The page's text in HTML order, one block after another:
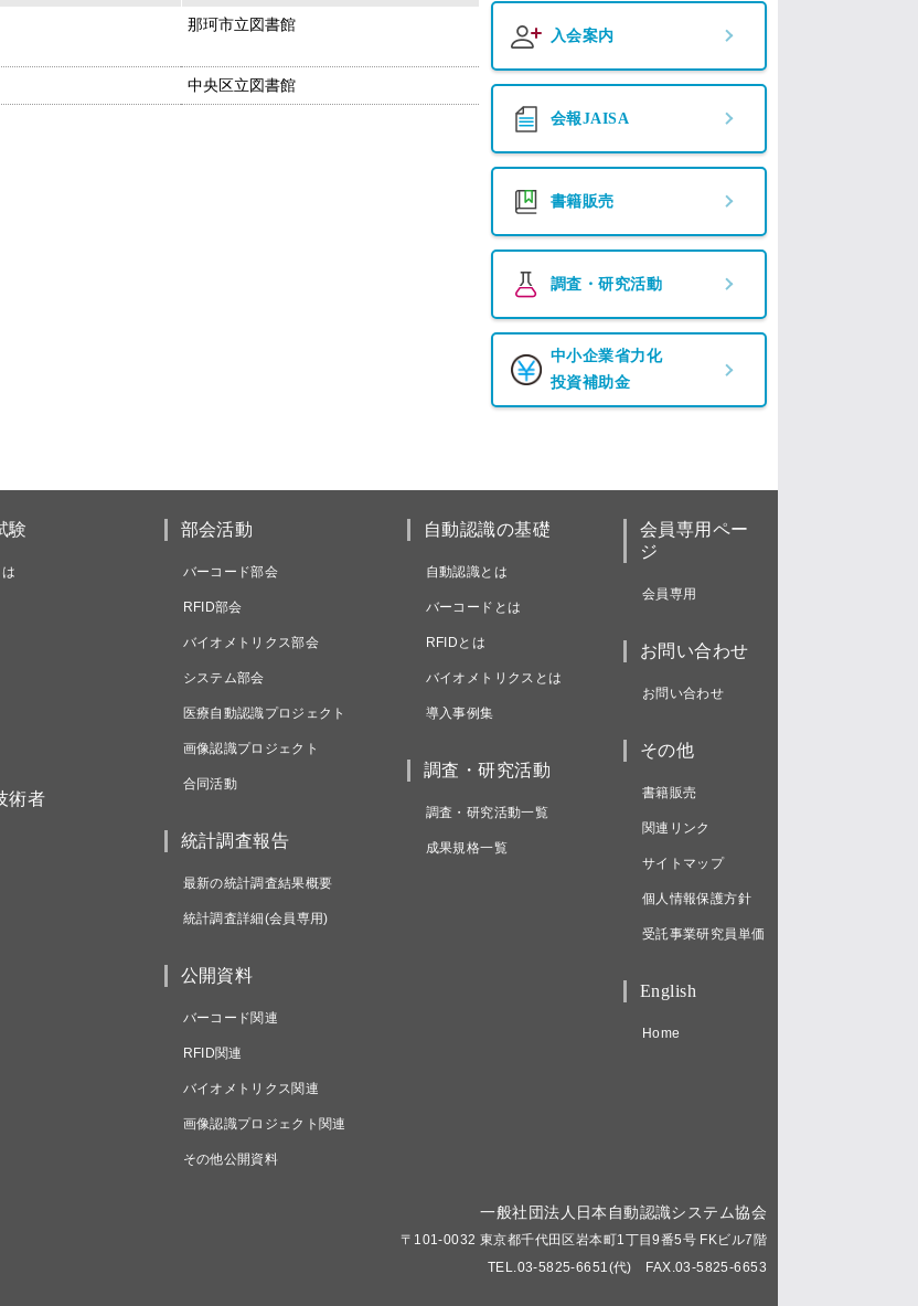
那珂市立図書館
中央区立図書館
入会案内
会報JAISA
書籍販売
調査・研究活動
中小企業省力化
投資補助金
験
術者
部会活動
バーコード部会
RFID部会
バイオメトリクス部会
システム部会
医療自動認識プロジェクト
画像認識プロジェクト
合同活動
統計調査報告
最新の統計調査結果概要
統計調査詳細(会員専用)
公開資料
バーコード関連
RFID関連
バイオメトリクス関連
画像認識プロジェクト関連
その他公開資料
自動認識の基礎
自動認識とは
バーコードとは
RFIDとは
バイオメトリクスとは
導入事例集
調査・研究活動
調査・研究活動一覧
成果規格一覧
会員専用ペー
ジ
会員専用
お問い合わせ
お問い合わせ
その他
書籍販売
関連リンク
サイトマップ
個人情報保護方針
受託事業研究員単価
English
Home
一般社団法人日本自動認識システム協会
〒101-0032 東京都千代田区岩本町1丁目9番5号 FKビル7階
TEL.03-5825-6651(代) FAX.03-5825-6653